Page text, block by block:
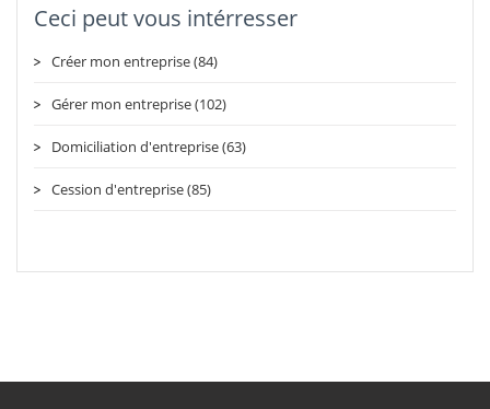
Ceci peut vous intérresser
Créer mon entreprise (84)
Gérer mon entreprise (102)
Domiciliation d'entreprise (63)
Cession d'entreprise (85)